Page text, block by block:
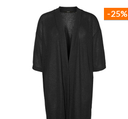
-25%